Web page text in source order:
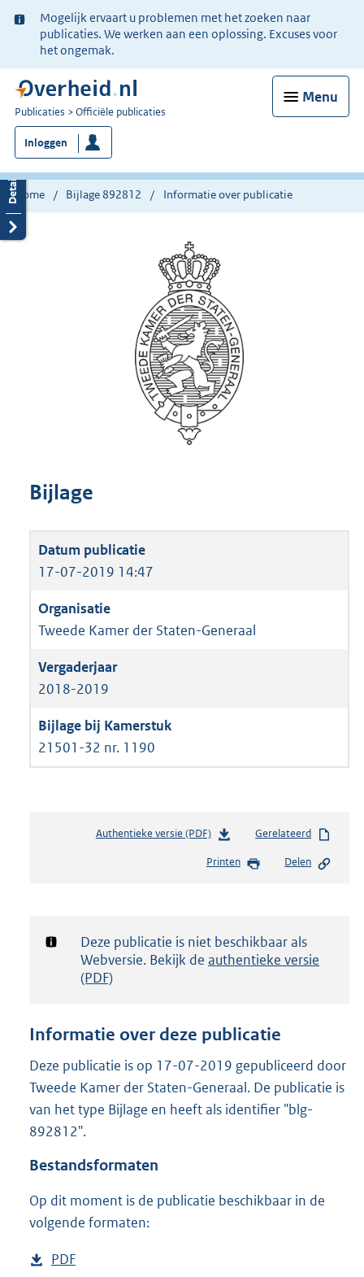
Ter
informatie:
Mogelijk ervaart u problemen met het zoeken naar
publicaties. We werken aan een oplossing. Excuses voor
het ongemak.
Menu
U
bent
nu
hier:
Publicaties Officiële publicaties
Inloggen
Home Bijlage 892812 Informatie over publicatie
Bijlage
17-07-2019 14:47
Tweede Kamer der Staten-Generaal
2018-2019
21501-32 nr. 1190
Authentieke versie (PDF)b
s
d
g
t
e
:
3
Gerelateerd
Printen Delen
Notificatie:
Deze publicatie is niet beschikbaar als
Webversie. Bekijk de authentieke versie
(PDF)
Informatie over deze publicatie
Deze publicatie is op 17-07-2019 gepubliceerd door
Tweede Kamer der Staten-Generaal. De publicatie is
van het type Bijlage en heeft als identifier "blg-
892812".
Bestandsformaten
Op dit moment is de publicatie beschikbaar in de
volgende formaten:
D
PDF